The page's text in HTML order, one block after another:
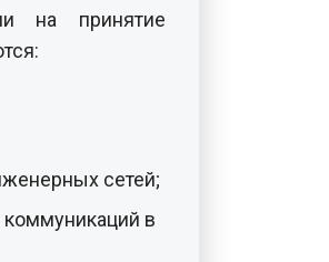
на принятие
сетей;
в